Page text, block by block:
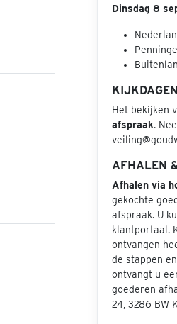
Dinsdag 8
KIJKDAGEN
Het bekijken
afspraak.
AFHALEN
Afhalen via
gekochte
afspraak. U
klantportaal.
ontvangen
de stappen
ontvangt u
goederen
24, 3286 BW